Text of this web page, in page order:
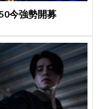
今強勢開募